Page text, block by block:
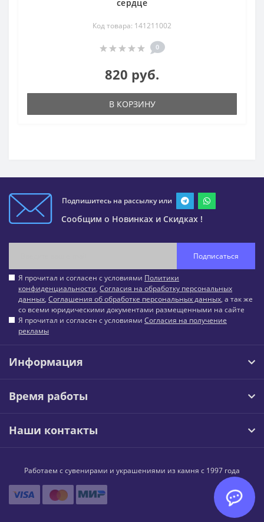
сердце
Код товара: 141211002
0
820 руб.
В КОРЗИНУ
Подпишитесь на рассылку или
Сообщим о Новинках и Скидках !
Подписаться
Я прочитал и согласен с условиями Политики
конфиденциальности, Согласия на обработку персональных
данных, Соглашения об обработке персональных данных, а так же
со всеми юридическими документами размещенными на сайте
Я прочитал и согласен с условиями Согласия на получение
рекламы
Информация
Время работы
Наши контакты
Работаем с сувенирами и украшениями из камня с 1997 года